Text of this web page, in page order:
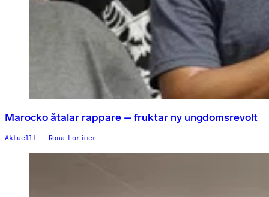
Marocko åtalar rappare – fruktar ny ungdomsrevolt
Aktuellt Rona Lorimer